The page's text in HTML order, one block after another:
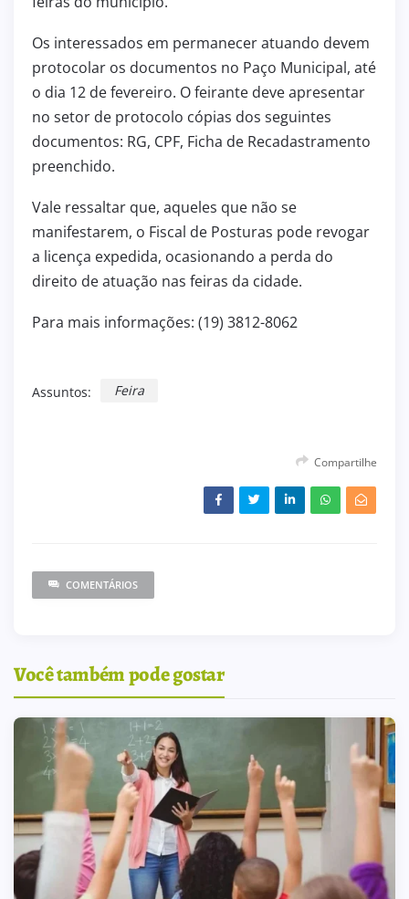
Os interessados em permanecer atuando devem
protocolar os documentos no Paço Municipal, até
o dia 12 de fevereiro. O feirante deve apresentar
no setor de protocolo cópias dos seguintes
documentos: RG, CPF, Ficha de Recadastramento
preenchido.
Vale ressaltar que, aqueles que não se
manifestarem, o Fiscal de Posturas pode revogar
a licença expedida, ocasionando a perda do
direito de atuação nas feiras da cidade.
Para mais informações: (19) 3812-8062
Assuntos: Feira
Compartilhe
COMENTÁRIOS
Você também pode gostar